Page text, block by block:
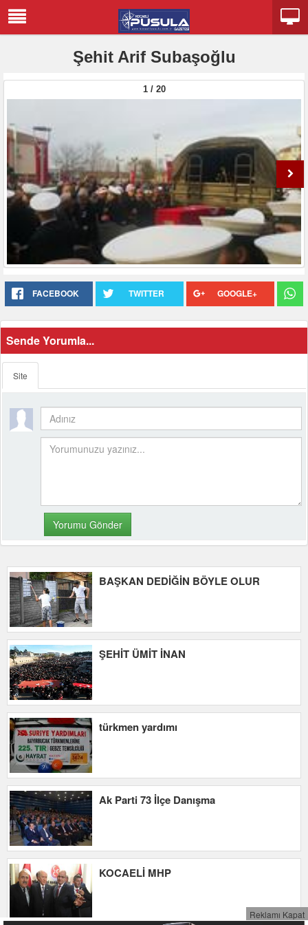
Şehit Arif Subaşoğlu
1 / 20
FACEBOOK TWITTER GOOGLE+
Sende Yorumla...
Site
BAŞKAN DEDİĞİN BÖYLE OLUR
ŞEHİT ÜMİT İNAN
türkmen yardımı
Ak Parti 73 İlçe Danışma
KOCAELİ MHP
Reklamı Kapat